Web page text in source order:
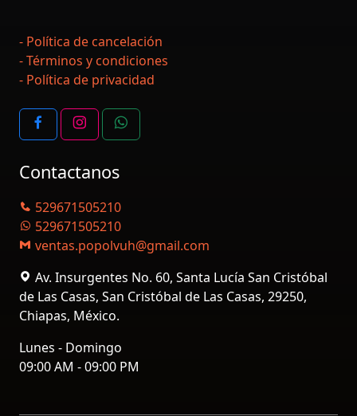
- Política de cancelación
- Términos y condiciones
- Política de privacidad
Contactanos
529671505210
529671505210
ventas.popolvuh@gmail.com
Av. Insurgentes No. 60, Santa Lucía San Cristóbal
de Las Casas, San Cristóbal de Las Casas, 29250,
Chiapas, México.
Lunes - Domingo
09:00 AM - 09:00 PM